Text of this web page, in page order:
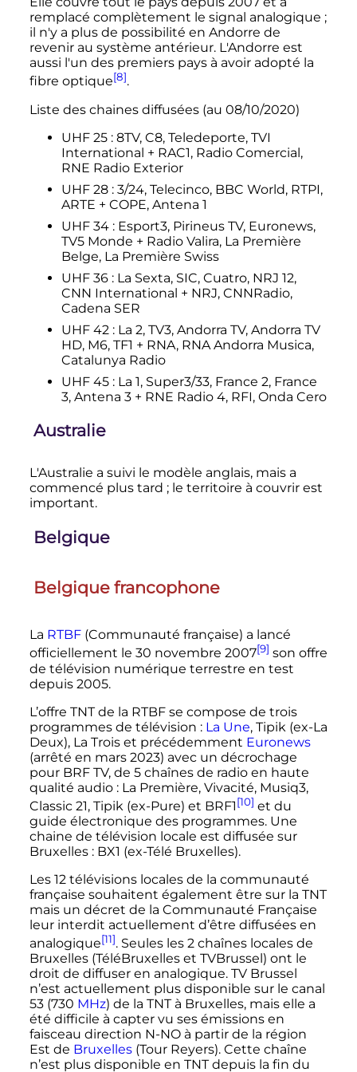
remplacé complètement le signal analogique ;
il n'y a plus de possibilité en Andorre de
revenir au système antérieur. L'Andorre est
aussi l'un des premiers pays à avoir adopté la
fibre optique[8].
Liste des chaines diffusées (au 08/10/2020)
UHF 25 : 8TV, C8, Teledeporte, TVI
International + RAC1, Radio Comercial,
RNE Radio Exterior
UHF 28 : 3/24, Telecinco, BBC World, RTPI,
ARTE + COPE, Antena 1
UHF 34 : Esport3, Pirineus TV, Euronews,
TV5 Monde + Radio Valira, La Première
Belge, La Première Swiss
UHF 36 : La Sexta, SIC, Cuatro, NRJ 12,
CNN International + NRJ, CNNRadio,
Cadena SER
UHF 42 : La 2, TV3, Andorra TV, Andorra TV
HD, M6, TF1 + RNA, RNA Andorra Musica,
Catalunya Radio
UHF 45 : La 1, Super3/33, France 2, France
3, Antena 3 + RNE Radio 4, RFI, Onda Cero
Australie
L'Australie a suivi le modèle anglais, mais a
commencé plus tard ; le territoire à couvrir est
important.
Belgique
Belgique francophone
La RTBF(Communauté française) a lancé
officiellement le 30 novembre 2007[9] son offre
de télévision numérique terrestre en test
depuis 2005.
L’offre TNT de la RTBF se compose de trois
programmes de télévision : La Une, Tipik (ex-La
Deux), La Trois et précédemment Euronews
(arrêté en mars 2023) avec un décrochage
pour BRF TV, de 5 chaînes de radio en haute
qualité audio : La Première, Vivacité, Musiq3,
Classic 21, Tipik (ex-Pure) et BRF1[10] et du
guide électronique des programmes. Une
chaine de télévision locale est diffusée sur
Bruxelles : BX1 (ex-Télé Bruxelles).
Les 12 télévisionslocales de la communauté
française souhaitent également être sur la TNT
mais un décret de la Communauté Française
leur interdit actuellement d’être diffusées en
analogique[11]. Seules les 2 chaîneslocales de
Bruxelles (TéléBruxelles et TVBrussel) ont le
droit de diffuser en analogique. TV Brussel
n’est actuellement plus disponible sur le canal
53(730 MHz) de la TNT à Bruxelles, mais elle a
été difficile à capter vu ses émissions en
faisceau direction N-NO à partir de la région
Est de Bruxelles(Tour Reyers). Cette chaîne
n’est plus disponible en TNT depuis la fin du